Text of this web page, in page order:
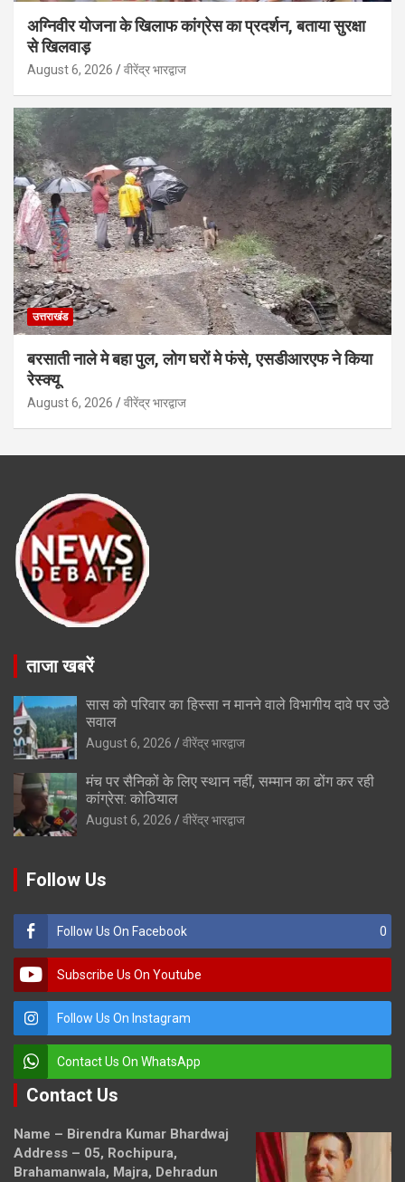
अग्निवीर योजना के खिलाफ कांग्रेस का प्रदर्शन, बताया सुरक्षा
से खिलवाड़
August 6, 2026 वीरेंद्र भारद्वाज
उत्तराखंड
बरसाती नाले मे बहा पुल, लोग घरों मे फंसे, एसडीआरएफ ने किया
रेस्क्यू
August 6, 2026 वीरेंद्र भारद्वाज
ताजा खबरें
सास को परिवार का हिस्सा न मानने वाले विभागीय दावे पर उठे
सवाल
August 6, 2026 वीरेंद्र भारद्वाज
मंच पर सैनिकों के लिए स्थान नहीं, सम्मान का ढोंग कर रही
कांग्रेस: कोठियाल
August 6, 2026 वीरेंद्र भारद्वाज
Follow Us
Follow Us On Facebook 0
Subscribe Us On Youtube
Follow Us On Instagram
Contact Us On WhatsApp
Contact Us
Name – Birendra Kumar Bhardwaj
Address – 05, Rochipura,
Brahamanwala, Majra, Dehradun